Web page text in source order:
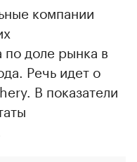
компании
по доле рынка в
Речь идет о
В показатели